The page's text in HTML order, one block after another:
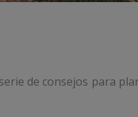
de consejos para